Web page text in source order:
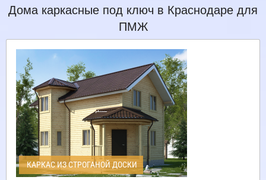
Дома каркасные под ключ в Краснодаре для
ПМЖ
КАРКАС ИЗ СТРОГАНОЙ ДОСКИ